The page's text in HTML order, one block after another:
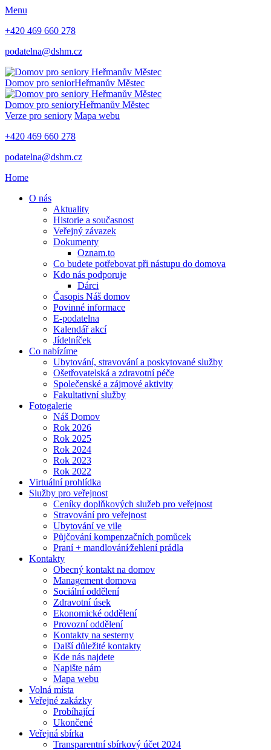
Menu
+420 469 660 278
podatelna@dshm.cz
Domov pro seniorHeřmanův Městec
Domov pro senioryHeřmanův Městec
Verze pro seniory Mapa webu
+420 469 660 278
podatelna@dshm.cz
Home
O nás
Aktuality
Historie a současnost
Veřejný závazek
Dokumenty
Oznam.to
Co budete potřebovat při nástupu do domova
Kdo nás podporuje
Dárci
Časopis Náš domov
Povinné informace
E-podatelna
Kalendář akcí
Jídelníček
Co nabízíme
Ubytování, stravování a poskytované služby
Ošetřovatelská a zdravotní péče
Společenské a zájmové aktivity
Fakultativní služby
Fotogalerie
Náš Domov
Rok 2026
Rok 2025
Rok 2024
Rok 2023
Rok 2022
Virtuální prohlídka
Služby pro veřejnost
Ceníky doplňkových služeb pro veřejnost
Stravování pro veřejnost
Ubytování ve vile
Půjčování kompenzačních pomůcek
Praní + mandlování⁄žehlení prádla
Kontakty
Obecný kontakt na domov
Management domova
Sociální oddělení
Zdravotní úsek
Ekonomické oddělení
Provozní oddělení
Kontakty na sesterny
Další důležité kontakty
Kde nás najdete
Napište nám
Mapa webu
Volná místa
Veřejné zakázky
Probíhající
Ukončené
Veřejná sbírka
Transparentní sbírkový účet 2024